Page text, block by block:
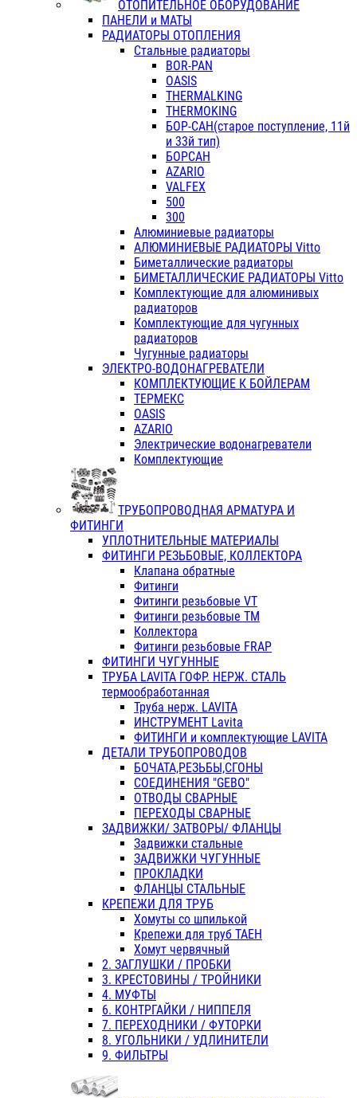
ОТОПИТЕЛЬНОЕ ОБОРУДОВАНИЕ
ПАНЕЛИ и МАТЫ
РАДИАТОРЫ ОТОПЛЕНИЯ
Стальные радиаторы
BOR-PAN
OASIS
THERMALKING
THERMOKING
БОР-САН(старое поступление, 11й
и 33й тип)
БОРСАН
AZARIO
VALFEX
500
300
Алюминиевые радиаторы
АЛЮМИНИЕВЫЕ РАДИАТОРЫ Vitto
Биметаллические радиаторы
БИМЕТАЛЛИЧЕСКИЕ РАДИАТОРЫ Vitto
Комплектующие для алюминивых
радиаторов
Комплектующие для чугунных
радиаторов
Чугунные радиаторы
ЭЛЕКТРО-ВОДОНАГРЕВАТЕЛИ
КОМПЛЕКТУЮЩИЕ К БОЙЛЕРАМ
ТЕРМЕКС
OASIS
AZARIO
Электрические водонагреватели
Комплектующие
ТРУБОПРОВОДНАЯ АРМАТУРА И
ФИТИНГИ
УПЛОТНИТЕЛЬНЫЕ МАТЕРИАЛЫ
ФИТИНГИ РЕЗЬБОВЫЕ, КОЛЛЕКТОРА
Клапана обратные
Фитинги
Фитинги резьбовые VT
Фитинги резьбовые ТМ
Коллектора
Фитинги резьбовые FRAP
ФИТИНГИ ЧУГУННЫЕ
ТРУБА LAVITA ГОФР. НЕРЖ. СТАЛЬ
термообработанная
Труба нерж. LAVITA
ИНСТРУМЕНТ Lavita
ФИТИНГИ и комплектующие LAVITA
ДЕТАЛИ ТРУБОПРОВОДОВ
БОЧАТА,РЕЗЬБЫ,СГОНЫ
СОЕДИНЕНИЯ "GEBO"
ОТВОДЫ СВАРНЫЕ
ПЕРЕХОДЫ СВАРНЫЕ
ЗАДВИЖКИ/ ЗАТВОРЫ/ ФЛАНЦЫ
Задвижки стальные
ЗАДВИЖКИ ЧУГУННЫЕ
ПРОКЛАДКИ
ФЛАНЦЫ СТАЛЬНЫЕ
КРЕПЕЖИ ДЛЯ ТРУБ
Хомуты со шпилькой
Крепежи для труб ТАЕН
Хомут червячный
2. ЗАГЛУШКИ / ПРОБКИ
3. КРЕСТОВИНЫ / ТРОЙНИКИ
4. МУФТЫ
6. КОНТРГАЙКИ / НИППЕЛЯ
7. ПЕРЕХОДНИКИ / ФУТОРКИ
8. УГОЛЬНИКИ / УДЛИНИТЕЛИ
9. ФИЛЬТРЫ